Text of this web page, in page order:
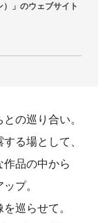
）」のウェブサイト
の巡り合い。
る場として、
品の中から
プ。
巡らせて。